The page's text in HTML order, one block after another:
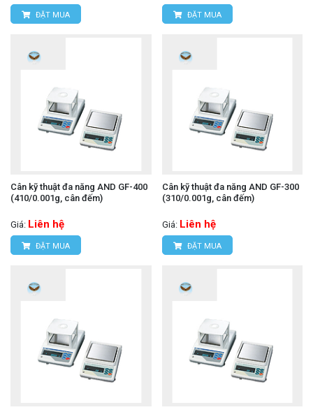
ĐẶT MUA ĐẶT MUA
Cân kỹ thuật đa năng AND GF-400
(410/0.001g, cân đếm)
Giá: Liên hệ
ĐẶT MUA
Cân kỹ thuật đa năng AND GF-300
(310/0.001g, cân đếm)
Giá: Liên hệ
ĐẶT MUA